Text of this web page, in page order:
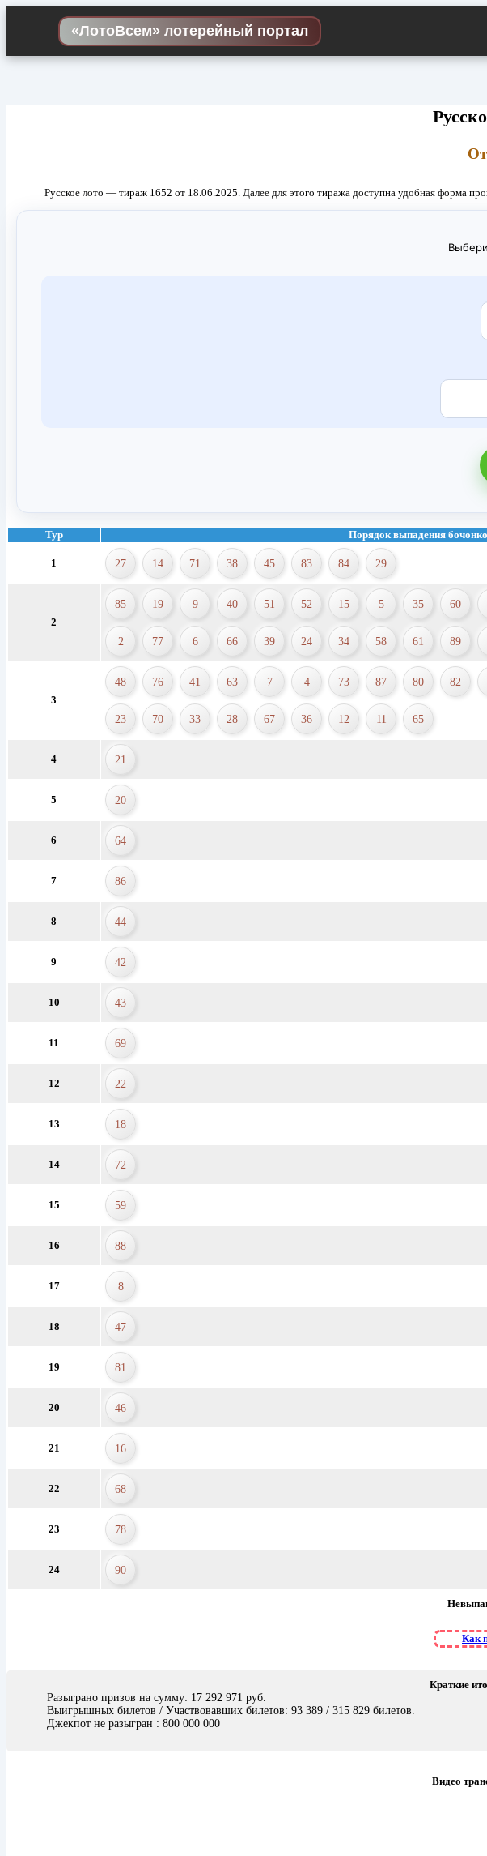
«ЛотоВсем» лотерейный портал
Русское лото — тираж 1652 от 18.06.2025. Далее для этого тиража доступна удобная форма
Тур Порядок выпадения
Как
1 27 14 71 38 45 83 84 29
2
85 19 9 40 51 52 15 5 35 60
2 77 6 66 39 24 34 58 61 89
3
48 76 41 63 7 4 73 87 80 82
23 70 33 28 67 36 12 11 65
4 21
5 20
6 64
7 86
8 44
9 42
10 43
11 69
12 22
13 18
14 72
15 59
16 88
17 8
18 47
19 81
20 46
21 16
22 68
23 78
24 90
Краткие
Разыграно призов на сумму: 17 292 971 руб.
Выигрышных билетов / Участвовавших билетов: 93 389 / 315 829 билетов.
Джекпот не разыгран : 800 000 000
Видео